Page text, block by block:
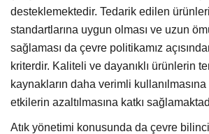
desteklemektedir. Tedarik edilen
standartlarına uygun olması ve uzun
sağlaması da çevre politikamız
kriterdir. Kaliteli ve dayanıklı ürünlerin
kaynakların daha verimli
etkilerin azaltılmasına katkı
Atık yönetimi konusunda da çevre